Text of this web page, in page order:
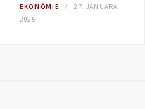
EKONÓMIE
27. JANUÁRA
2025